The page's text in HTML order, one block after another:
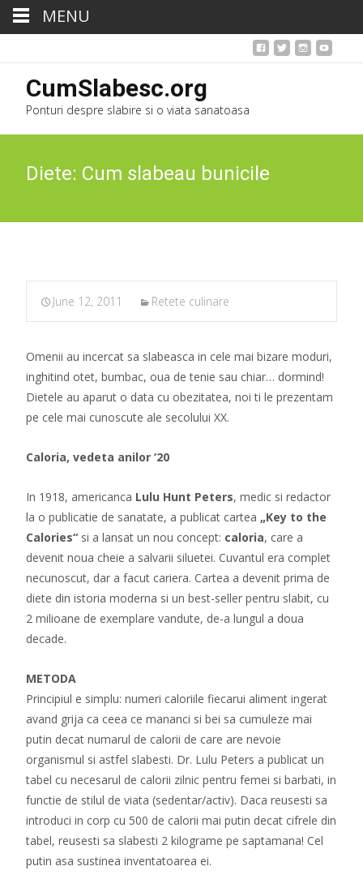
CumSlabesc.org
Ponturi despre slabire si o viata sanatoasa
Diete: Cum slabeau bunicile
June 12, 2011 Retete culinare
Omenii au incercat sa slabeasca in cele mai bizare moduri,
inghitind otet, bumbac, oua de tenie sau chiar… dormind!
Dietele au aparut o data cu obezitatea, noi ti le prezentam
pe cele mai cunoscute ale secolului XX.
Caloria, vedeta anilor ‘20
In 1918, americanca Lulu Hunt Peters, medic si redactor
la o publicatie de sanatate, a publicat cartea „Key to the
Calories“ si a lansat un nou concept: caloria, care a
devenit noua cheie a salvarii siluetei. Cuvantul era complet
necunoscut, dar a facut cariera. Cartea a devenit prima de
diete din istoria moderna si un best-seller pentru slabit, cu
2 milioane de exemplare vandute, de-a lungul a doua
decade.
METODA
Principiul e simplu: numeri caloriile fiecarui aliment ingerat
avand grija ca ceea ce mananci si bei sa cumuleze mai
putin decat numarul de calorii de care are nevoie
organismul si astfel slabesti. Dr. Lulu Peters a publicat un
tabel cu necesarul de calorii zilnic pentru femei si barbati, in
functie de stilul de viata (sedentar/activ). Daca reusesti sa
introduci in corp cu 500 de calorii mai putin decat cifrele din
tabel, reusesti sa slabesti 2 kilograme pe saptamana! Cel
putin asa sustinea inventatoarea ei.
MENU